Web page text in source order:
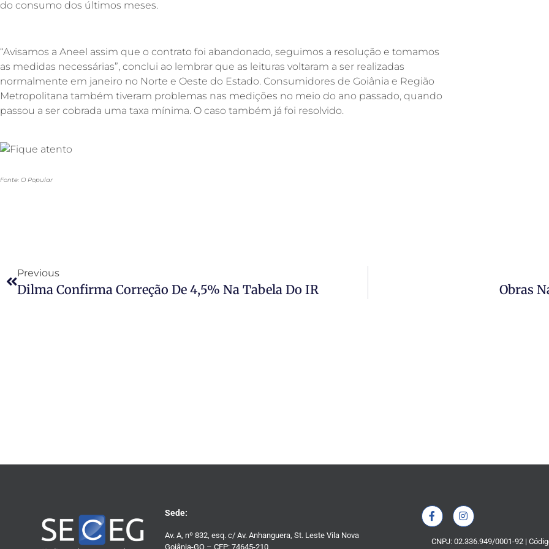
do consumo dos últimos meses.
“Avisamos a Aneel assim que o contrato foi abandonado, seguimos a resolução e tomamos
as medidas necessárias”, conclui ao lembrar que as leituras voltaram a ser realizadas
normalmente em janeiro no Norte e Oeste do Estado. Consumidores de Goiânia e Região
Metropolitana também tiveram problemas nas medições no meio do ano passado, quando
passou a ser cobrada uma taxa mínima. O caso também já foi resolvido.
Fonte: O Popular
Previous
Dilma Confirma Correção De 4,5% Na Tabela Do IR Obras
Sede:
Av. A, nº 832, esq. c/ Av. Anhanguera, St. Leste Vila Nova
Goiânia-GO – CEP: 74645-210
CNPJ: 02.336.949/0001-92 |